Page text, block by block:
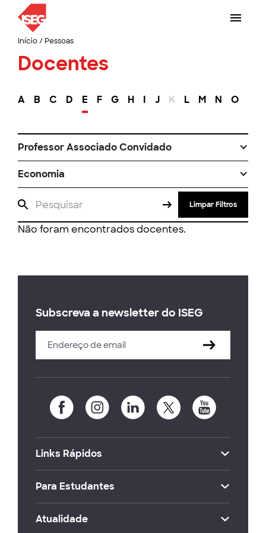
Início/ Pessoas
Docentes
A B C D E F G H I J K L M N O
Professor Associado Convidado
Economia
Limpar Filtros
Não foram encontrados docentes.
Subscreva a newsletter do ISEG
Links Rápidos
Para Estudantes
Atualidade